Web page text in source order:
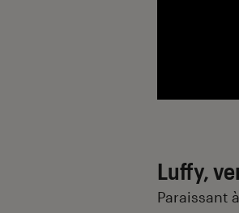
Luffy,
Paraissant